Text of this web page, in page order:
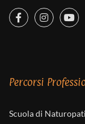
Percorsi
Scuola di